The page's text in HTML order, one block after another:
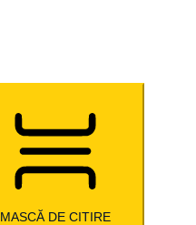
MASCĂ DE CITIRE